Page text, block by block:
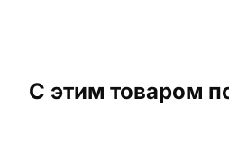
С этим товаром